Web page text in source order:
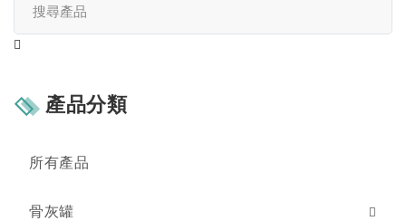
產品分類
所有產品
骨灰罐